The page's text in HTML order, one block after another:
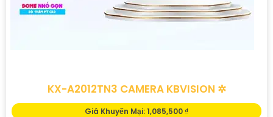
KX-A2012TN3 CAMERA KBVISION ✲
Giá Khuyến Mại: 1,085,500 ₫